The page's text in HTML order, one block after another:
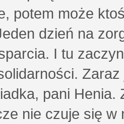
potem może
dzień na
I tu
pani
nie czuje się w